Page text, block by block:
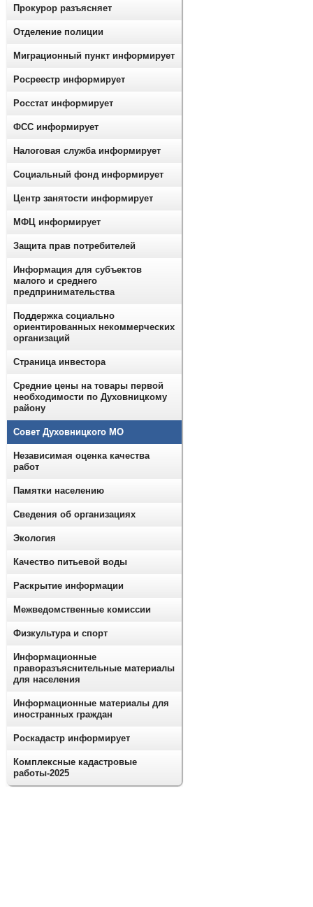
Прокурор разъясняет
Отделение полиции
Миграционный пункт информирует
Росреестр информирует
Росстат информирует
ФСС информирует
Налоговая служба информирует
Социальный фонд информирует
Центр занятости информирует
МФЦ информирует
Защита прав потребителей
Информация для субъектов
малого и среднего
предпринимательства
Поддержка социально
ориентированных некоммерческих
организаций
Страница инвестора
Средние цены на товары первой
необходимости по Духовницкому
району
Совет Духовницкого МО
Независимая оценка качества
работ
Памятки населению
Сведения об организациях
Экология
Качество питьевой воды
Раскрытие информации
Межведомственные комиссии
Физкультура и спорт
Информационные
праворазъяснительные материалы
для населения
Информационные материалы для
иностранных граждан
Роскадастр информирует
Комплексные кадастровые
работы-2025